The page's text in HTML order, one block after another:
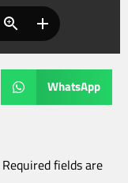
WhatsApp
Required fields are